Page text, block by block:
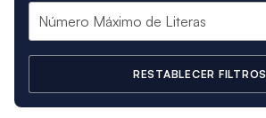
RESTABLECER FILTROS